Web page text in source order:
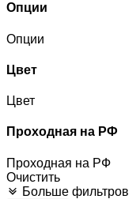
Опции
Опции
Цвет
Цвет
Проходная на РФ
Проходная на РФ
Очистить
Больше фильтров